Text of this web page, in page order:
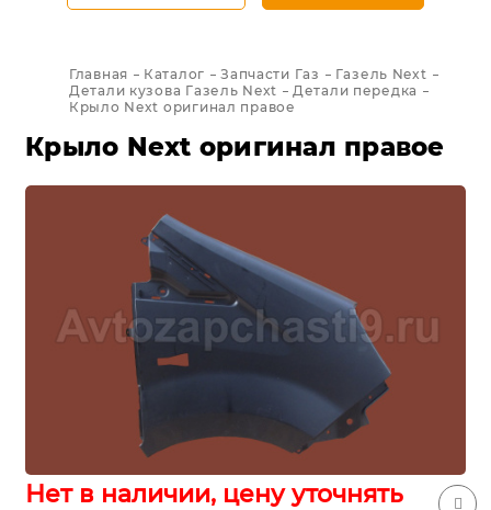
Главная Каталог Запчасти Газ
Газель Next
Детали кузова Газель Next
Детали передка
Крыло Next оригинал правое
Крыло Next оригинал правое
Нет в наличии, цену уточнять